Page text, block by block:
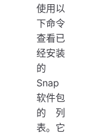
使用以
下命令
查看已
经安装
的
Snap
软件包
的列
表。它